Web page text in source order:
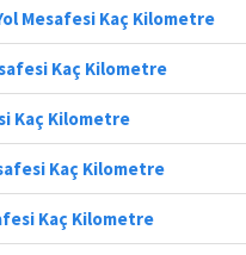
Mesafesi Kaç Kilometre
Kaç Kilometre
Kaç Kilometre
Kaç Kilometre
Kaç Kilometre